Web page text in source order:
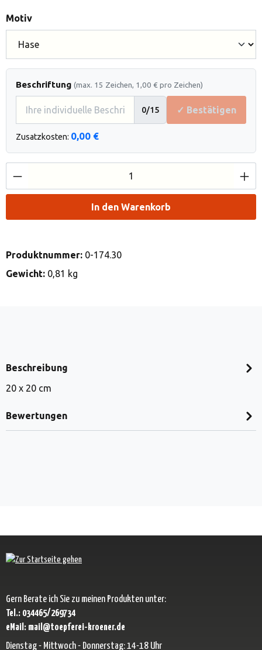
Motivauswählen
Beschriftung (max. 15 Zeichen, 1,00 € pro Zeichen)
0/15 ✓ Bestätigen
Zusatzkosten: 0,00 €
Produkt Anzahl: Gib den gewünschten
In den Warenkorb
Produktnummer: 0-174.30
Gewicht: 0,81 kg
Beschreibung
20 x 20 cm
Bewertungen
Gern Berate ich Sie zu meinen Produkten unter:
Tel.: 034465/269734
eMail: mail@toepferei-kroener.de
Dienstag - Mittwoch - Donnerstag: 14-18 Uhr